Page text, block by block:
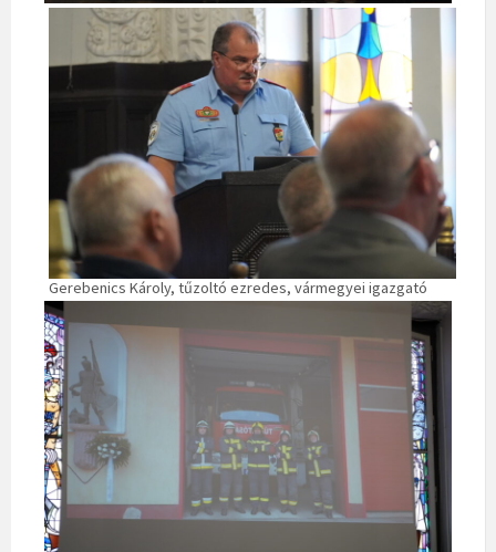
Gerebenics Károly, tűzoltó ezredes, vármegyei igazgató